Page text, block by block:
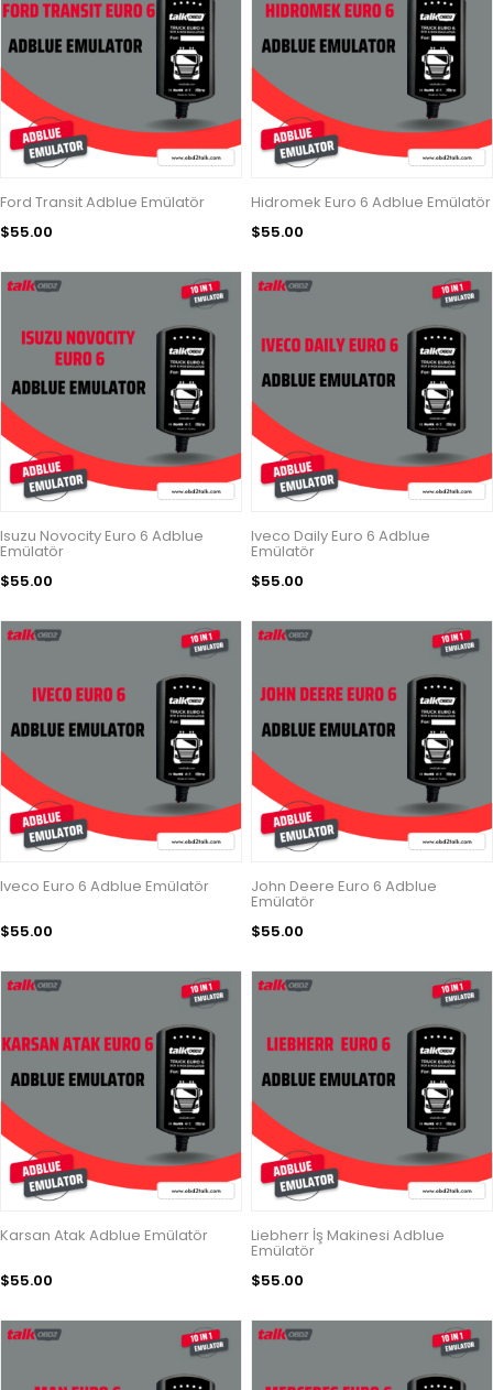
Ford Transit Adblue Emülatör
$55.00
Hidromek Euro 6 Adblue Emülatör
$55.00
Isuzu Novocity Euro 6 Adblue
Emülatör
$55.00
Iveco Daily Euro 6 Adblue
Emülatör
$55.00
Iveco Euro 6 Adblue Emülatör
$55.00
John Deere Euro 6 Adblue
Emülatör
$55.00
Karsan Atak Adblue Emülatör
$55.00
Liebherr İş Makinesi Adblue
Emülatör
$55.00